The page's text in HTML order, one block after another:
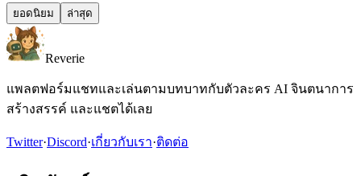
ยอดนิยม ล่าสุด
Reverie
แพลตฟอร์มแชทและเล่นตามบทบาทกับตัวละคร AI จินตนาการ
สร้างสรรค์ และแชตได้เลย
Twitter·Discord·เกี่ยวกับเรา·ติดต่อ